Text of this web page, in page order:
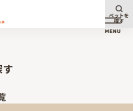
メニ
MENU
ペットを
探す